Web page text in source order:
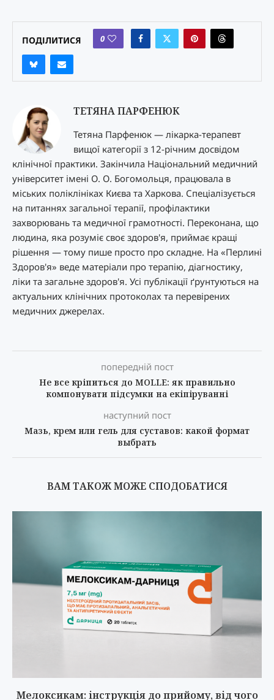
ПОДІЛИТИСЯ 0
ТЕТЯНА ПАРФЕНЮК
Тетяна Парфенюк — лікарка-терапевт
вищої категорії з 12-річним досвідом
клінічної практики. Закінчила Національний медичний
університет імені О. О. Богомольця, працювала в
міських поліклініках Києва та Харкова. Спеціалізується
на питаннях загальної терапії, профілактики
захворювань та медичної грамотності. Переконана, що
людина, яка розуміє своє здоров'я, приймає кращі
рішення — тому пише просто про складне. На «Перлині
Здоров'я» веде матеріали про терапію, діагностику,
ліки та загальне здоров'я. Усі публікації ґрунтуються на
актуальних клінічних протоколах та перевірених
медичних джерелах.
попередній пост
Не все кріпиться до MOLLE: як правильно
компонувати підсумки на екіпіруванні
наступний пост
Мазь, крем или гель для суставов: какой формат
выбрать
ВАМ ТАКОЖ МОЖЕ СПОДОБАТИСЯ
Мелоксикам: інструкція до прийому, від чого